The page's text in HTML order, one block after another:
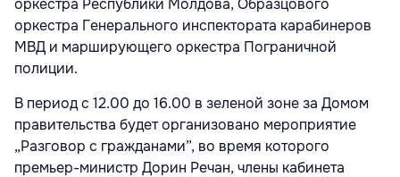
оркестра Генерального инспектората карабинеров
МВД и марширующего оркестра Пограничной
полиции.
В период с 12.00 до 16.00 в зеленой зоне за Домом
правительства будет организовано мероприятие
„Разговор с гражданами”, во время которого
премьер-министр Дорин Речан, члены кабинета